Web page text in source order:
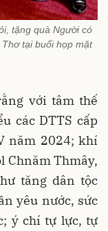
tặng quà Người có
tại buổi họp mặt
với tâm thế
các DTTS cấp
năm 2024; khí
Chnăm Thmây,
tăng dân tộc
yêu nước, sức
ý chí tự lực, tự